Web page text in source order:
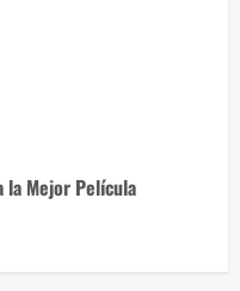
Mejor Película